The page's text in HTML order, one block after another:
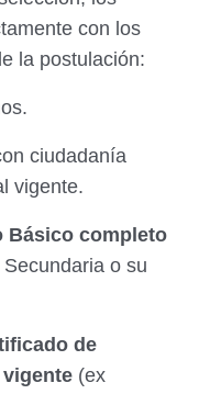
con los
la postulación:
ciudadanía
vigente.
Básico completo
o su
de
(ex